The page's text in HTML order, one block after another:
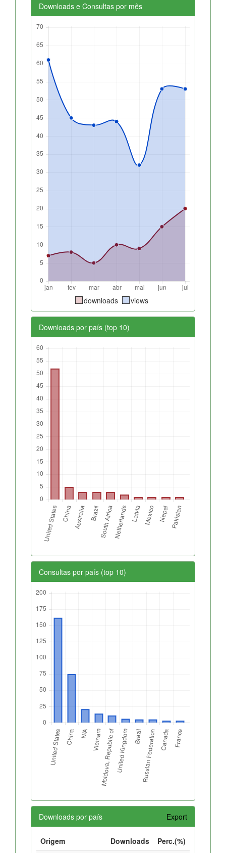
Downloads e Consultas por mês
downloads views
Downloads por país (top 10)
Consultas por país (top 10)
Downloads por país Export
Origem Downloads Perc.(%)